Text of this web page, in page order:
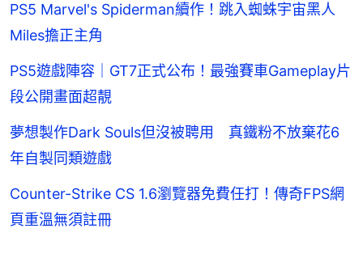
PS5 Marvel's Spiderman續作！跳入蜘蛛宇宙黑人
Miles擔正主角
PS5遊戲陣容｜GT7正式公布！最強賽車Gameplay片
段公開畫面超靚
夢想製作Dark Souls但沒被聘用 真鐵粉不放棄花6
年自製同類遊戲
Counter-Strike CS 1.6瀏覽器免費任打！傳奇FPS網
頁重溫無須註冊